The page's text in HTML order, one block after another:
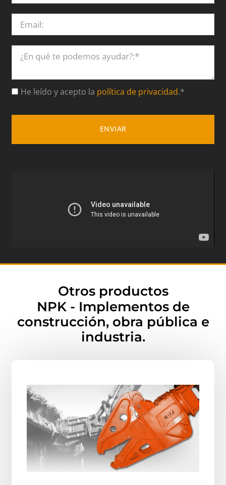
He leído y acepto la política de privacidad.*
ENVIAR
Otros productos
NPK - Implementos de
construcción, obra pública e
industria.